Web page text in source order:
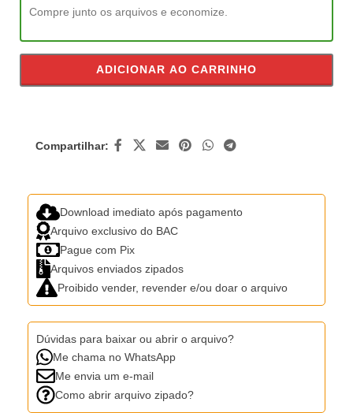
Compre junto os arquivos e economize.
ADICIONAR AO CARRINHO
Compartilhar:
Download imediato após pagamento
Arquivo exclusivo do BAC
Pague com Pix
Arquivos enviados zipados
Proibido vender, revender e/ou doar o arquivo
Dúvidas para baixar ou abrir o arquivo?
Me chama no WhatsApp
Me envia um e-mail
Como abrir arquivo zipado?